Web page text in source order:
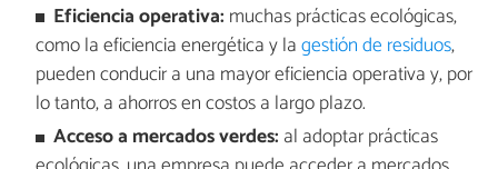
Eficiencia operativa: muchas prácticas ecológicas,
como la eficiencia energética y lagestión de residuos,
pueden conducir a una mayor eficiencia operativa y, por
lo tanto, a ahorros en costos a largo plazo.
Acceso a mercados verdes: al adoptar prácticas